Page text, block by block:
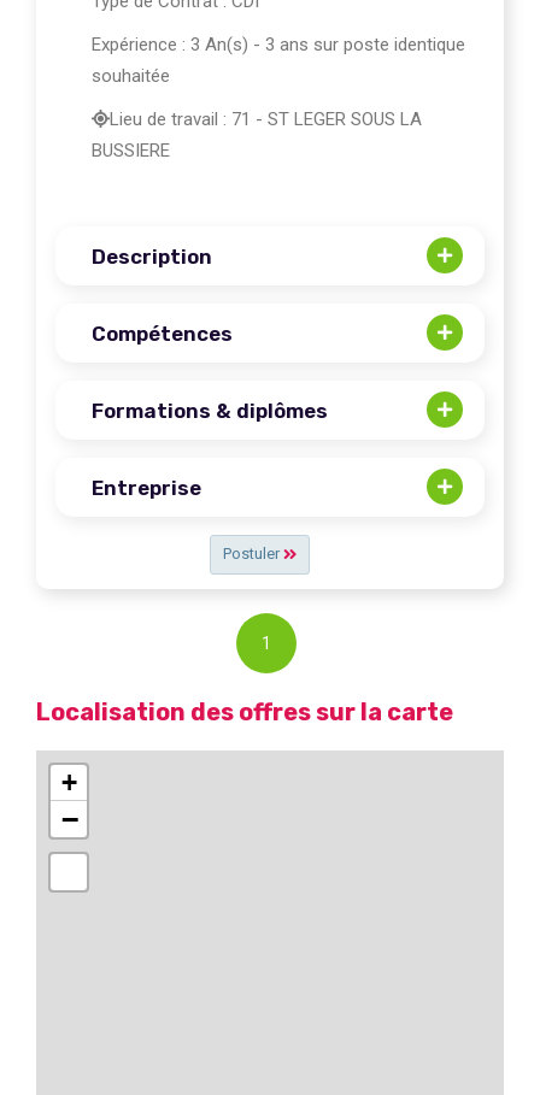
Postuler
Expérience : 3 An(s) - 3 ans sur poste identique
souhaitée
Lieu de travail : 71 - ST LEGER SOUS LA
BUSSIERE
Description
Compétences
Formations & diplômes
Entreprise
1
Localisation des offres sur la carte
+
−